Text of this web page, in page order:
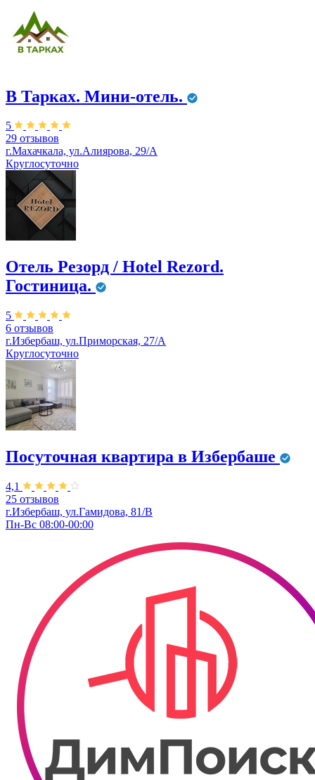
В Тарках. Мини-отель.
5
29 отзывов
г.Махачкала, ул.Алиярова, 29/А
Круглосуточно
Отель Резорд / Hotel Rezord.
Гостиница.
5
6 отзывов
г.Избербаш, ул.Приморская, 27/А
Круглосуточно
Посуточная квартира в Избербаше
4,1
25 отзывов
г.Избербаш, ул.Гамидова, 81/В
Пн-Вс 08:00-00:00